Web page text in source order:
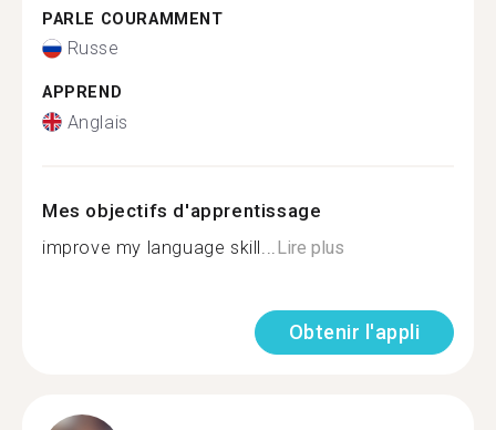
PARLE COURAMMENT
Russe
APPREND
Anglais
Mes objectifs d'apprentissage
improve my language skill... Lire plus
Obtenir l'appli